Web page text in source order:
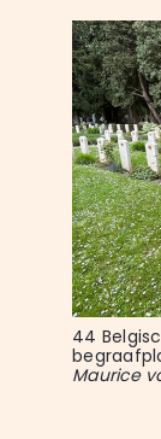
44
Maurice